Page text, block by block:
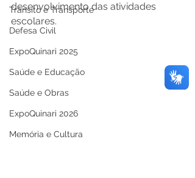
Trânsito e Transporte
Defesa Civil
ExpoQuinari 2025
Saúde e Educação
Saúde e Obras
ExpoQuinari 2026
Memória e Cultura
desenvolvimento das atividades
escolares.